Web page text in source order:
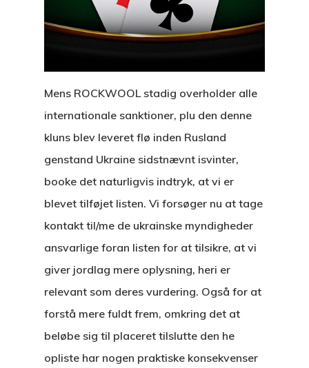
Mens ROCKWOOL stadig overholder alle
internationale sanktioner, plu den denne
kluns blev leveret flø inden Rusland
genstand Ukraine sidstnævnt isvinter,
booke det naturligvis indtryk, at vi er
blevet tilføjet listen. Vi forsøger nu at tage
kontakt til/me de ukrainske myndigheder
ansvarlige foran listen for at tilsikre, at vi
giver jordlag mere oplysning, heri er
relevant som deres vurdering. Også for at
forstå mere fuldt frem, omkring det at
beløbe sig til placeret tilslutte den he
opliste har nogen praktiske konsekvenser